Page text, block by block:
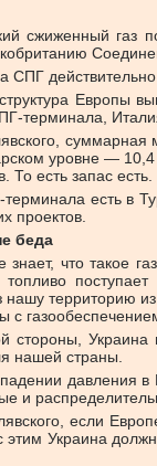
сжиженный газ
СПГ
Европы
терминала,
суммарная
уровне —
То есть запас есть.
есть в
проектов.
беда
что такое
нашу территорию
с
Украина
нашей страны.
давления
и
если
Украина